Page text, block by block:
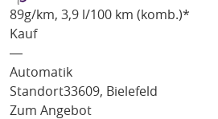
89g/km, 3,9 l/100 km (komb.)*
Kauf
―
Automatik
Standort33609, Bielefeld
Zum Angebot